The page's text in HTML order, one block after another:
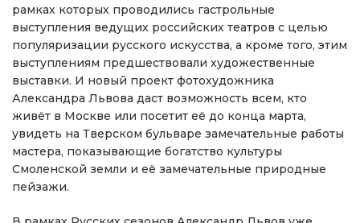
рамках которых проводились гастрольные
выступления ведущих российских театров с целью
популяризации русского искусства, а кроме того, этим
выступлениям предшествовали художественные
выставки. И новый проект фотохудожника
Александра Львова даст возможность всем, кто
живёт в Москве или посетит её до конца марта,
увидеть на Тверском бульваре замечательные работы
мастера, показывающие богатство культуры
Смоленской земли и её замечательные природные
пейзажи.